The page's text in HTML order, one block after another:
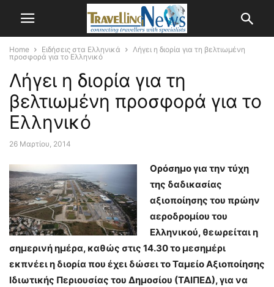
Home Ειδήσεις στα Ελληνικά
Λήγει η διορία για τη βελτιωμένη
προσφορά για το Ελληνικό
Λήγει η διορία για τη
βελτιωμένη προσφορά για το
Ελληνικό
26 Μαρτίου, 2014
Ορόσημο για την τύχη
της δαδικασίας
αξιοποίησης του πρώην
αεροδρομίου του
Ελληνικού, θεωρείται η
σημερινή ημέρα, καθώς στις 14.30 το μεσημέρι
εκπνέει η διορία που έχει δώσει το Ταμείο Αξιοποίησης
Ιδιωτικής Περιουσίας του Δημοσίου (ΤΑΙΠΕΔ), για να